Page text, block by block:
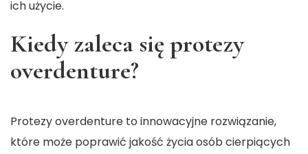
ich użycie.
Kiedy zaleca się protezy
overdenture?
Protezy overdenture to innowacyjne rozwiązanie,
które może poprawić jakość życia osób cierpiących